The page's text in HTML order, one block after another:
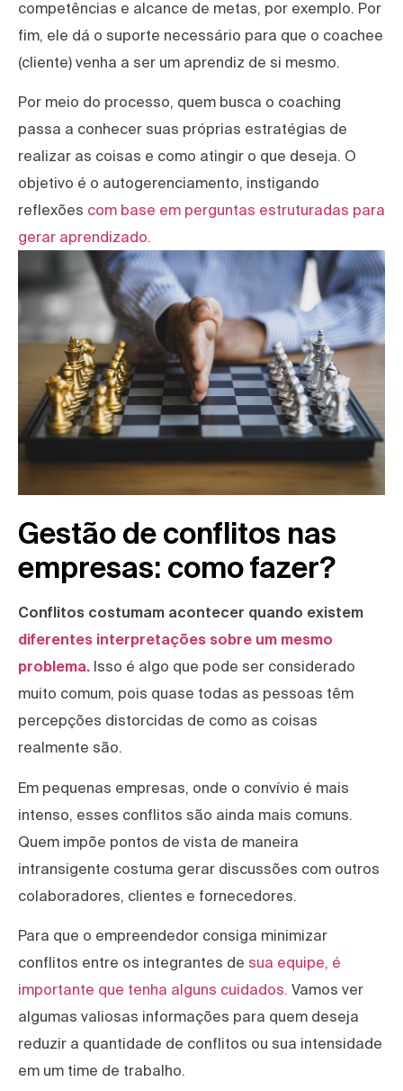
competências e alcance de metas, por exemplo. Por
fim, ele dá o suporte necessário para que o coachee
(cliente) venha a ser um aprendiz de si mesmo.
Por meio do processo, quem busca o coaching
passa a conhecer suas próprias estratégias de
realizar as coisas e como atingir o que deseja. O
objetivo é o autogerenciamento, instigando
reflexões com base em perguntas estruturadas para
gerar aprendizado.
Gestão de conflitos nas
empresas: como fazer?
Conflitos costumam acontecer quando existem
diferentes interpretações sobre um mesmo
problema. Isso é algo que pode ser considerado
muito comum, pois quase todas as pessoas têm
percepções distorcidas de como as coisas
realmente são.
Em pequenas empresas, onde o convívio é mais
intenso, esses conflitos são ainda mais comuns.
Quem impõe pontos de vista de maneira
intransigente costuma gerar discussões com outros
colaboradores, clientes e fornecedores.
Para que o empreendedor consiga minimizar
conflitos entre os integrantes de sua equipe, é
importante que tenha alguns cuidados. Vamos ver
algumas valiosas informações para quem deseja
reduzir a quantidade de conflitos ou sua intensidade
em um time de trabalho.